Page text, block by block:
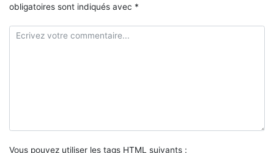
obligatoires sont indiqués avec *
Vous pouvez utiliser les tags HTML suivants :